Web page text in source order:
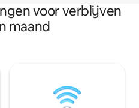
voor verblijven
maand